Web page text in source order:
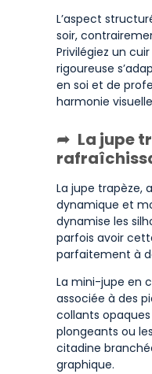
L’aspect
soir,
Privilégiez un
rigoureuse
en soi et de
harmonie
La jupe
La jupe trapèze,
dynamique et
dynamise les
parfois avoir
parfaitement à
La mini-jupe en
associée à des
collants
plongeants ou
citadine
graphique.